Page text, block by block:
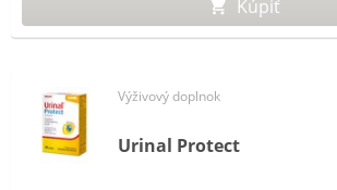
Kúpiť
Výživový doplnok
Urinal Protect